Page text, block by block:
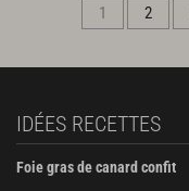
1 2
IDÉES RECETTES
Foie gras de canard confit